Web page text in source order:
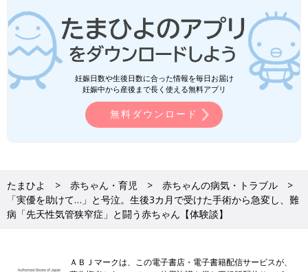
妊娠日数や生後日数に合った情報を毎日お届け
妊娠中から産後まで長く使える無料アプリ
無料ダウンロード
たまひよ 赤ちゃん・育児
赤ちゃんの病気・トラブル
「実優を助けて…」と号泣。生後3カ月で受けた手術から急変し、難
病「先天性気管狭窄症」と闘う赤ちゃん【体験談】
ＡＢＪマークは、この電子書店・電子書籍配信サービスが、